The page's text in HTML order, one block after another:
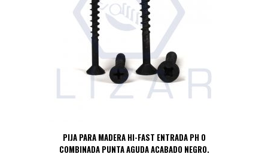
PIJA PARA MADERA HI-FAST ENTRADA PH O
COMBINADA PUNTA AGUDA ACABADO NEGRO.